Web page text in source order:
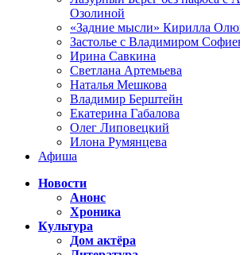
Озолиной
«Задние мысли» Кирилла
Застолье с Владимиром
Ирина Савкина
Светлана Артемьева
Наталья Мешкова
Владимир Берштейн
Екатерина Габалова
Олег Липовецкий
Илона Румянцева
Афиша
Новости
Анонс
Хроника
Культура
Дом актёра